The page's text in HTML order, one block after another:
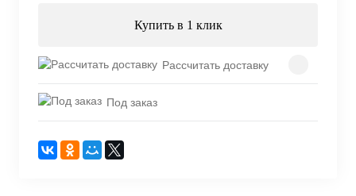
Купить в 1 клик
Рассчитать доставку
Под заказ